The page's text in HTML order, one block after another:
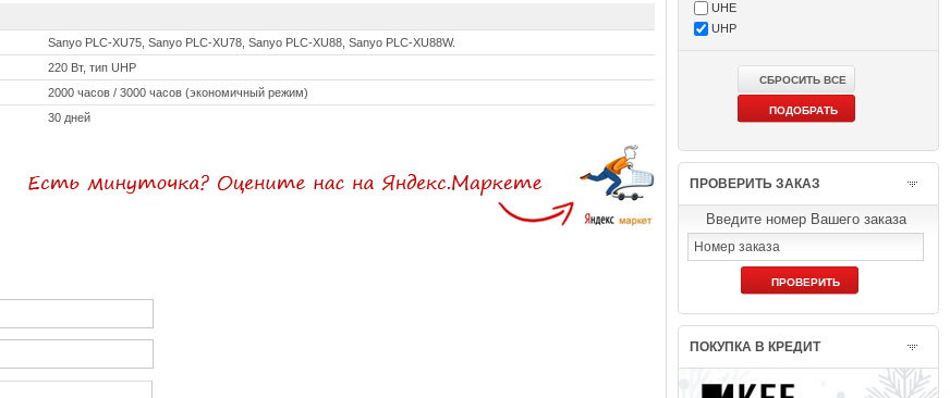
Sanyo PLC-XU75, Sanyo PLC-XU78, Sanyo PLC-XU88, Sanyo PLC-XU88W.
220 Вт, тип UHP
2000 часов / 3000 часов (экономичный режим)
30 дней
UHE
UHP
ПРОВЕРИТЬ ЗАКАЗ
Введите номер Вашего заказа
ПОКУПКА В КРЕДИТ